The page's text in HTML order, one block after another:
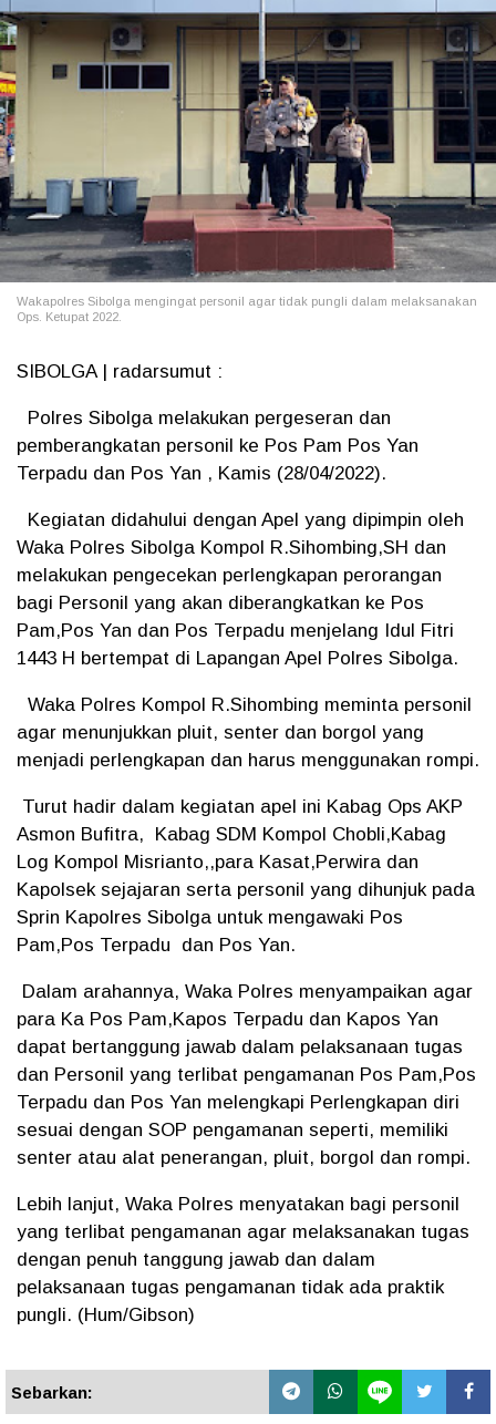
Wakapolres Sibolga mengingat personil agar tidak pungli dalam melaksanakan
Ops. Ketupat 2022.
SIBOLGA | radarsumut :
Polres Sibolga melakukan pergeseran dan
pemberangkatan personil ke Pos Pam Pos Yan
Terpadu dan Pos Yan , Kamis (28/04/2022).
Kegiatan didahului dengan Apel yang dipimpin oleh
Waka Polres Sibolga Kompol R.Sihombing,SH dan
melakukan pengecekan perlengkapan perorangan
bagi Personil yang akan diberangkatkan ke Pos
Pam,Pos Yan dan Pos Terpadu menjelang Idul Fitri
1443 H bertempat di Lapangan Apel Polres Sibolga.
Waka Polres Kompol R.Sihombing meminta personil
agar menunjukkan pluit, senter dan borgol yang
menjadi perlengkapan dan harus menggunakan rompi.
Turut hadir dalam kegiatan apel ini Kabag Ops AKP
Asmon Bufitra, Kabag SDM Kompol Chobli,Kabag
Log Kompol Misrianto,,para Kasat,Perwira dan
Kapolsek sejajaran serta personil yang dihunjuk pada
Sprin Kapolres Sibolga untuk mengawaki Pos
Pam,Pos Terpadu dan Pos Yan.
Dalam arahannya, Waka Polres menyampaikan agar
para Ka Pos Pam,Kapos Terpadu dan Kapos Yan
dapat bertanggung jawab dalam pelaksanaan tugas
dan Personil yang terlibat pengamanan Pos Pam,Pos
Terpadu dan Pos Yan melengkapi Perlengkapan diri
sesuai dengan SOP pengamanan seperti, memiliki
senter atau alat penerangan, pluit, borgol dan rompi.
Lebih lanjut, Waka Polres menyatakan bagi personil
yang terlibat pengamanan agar melaksanakan tugas
dengan penuh tanggung jawab dan dalam
pelaksanaan tugas pengamanan tidak ada praktik
pungli. (Hum/Gibson)
Sebarkan: